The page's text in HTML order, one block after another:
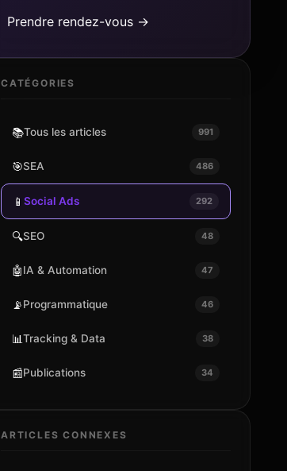
Prendre rendez-vous →
CATÉGORIES
📚Tous les articles 991
🎯SEA 486
📱 Social Ads 292
🔍SEO 48
🤖IA & Automation 47
📡Programmatique 46
📊Tracking & Data 38
📰Publications 34
ARTICLES CONNEXES